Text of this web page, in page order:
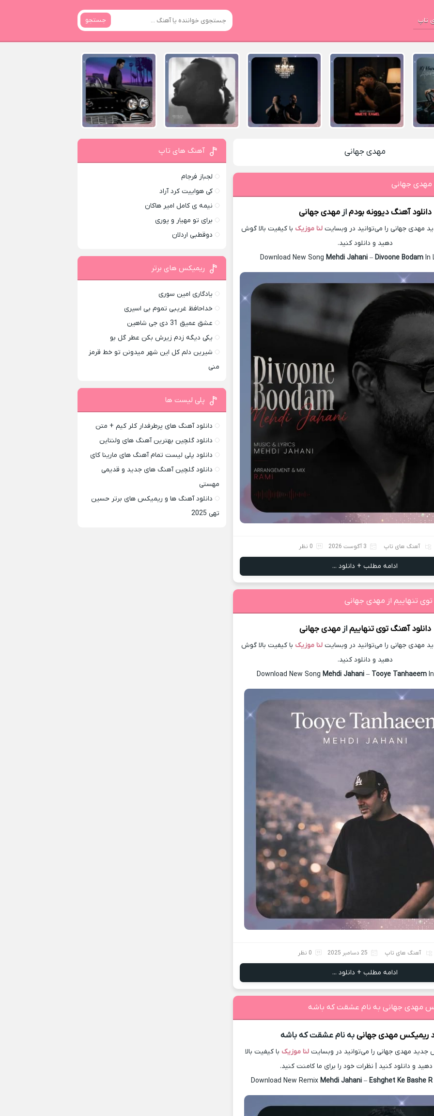
تاپ جستجو
مهدی جهانی
مهدی جهانی
دانلود آهنگدیوونه بودمازمهدی جهانی
مهدی جهانی را می‌توانید در وبسایتلنا موزیک با کیفیت بالا گوش
دهید و دانلود کنید.
Download New Song Mehdi Jahani– Divoone BodamIn
آهنگ های تاپ 3 آگوست 2026 0 نظر
ادامه مطلب + دانلود ...
توی تنهاییم از مهدی جهانی
دانلود آهنگتوی تنهاییمازمهدی جهانی
مهدی جهانی را می‌توانید در وبسایتلنا موزیک با کیفیت بالا گوش
دهید و دانلود کنید.
Download New Song Mehdi Jahani– Tooye Tanhaeem
آهنگ های تاپ 25 دسامبر 2025 0 نظر
ادامه مطلب + دانلود ...
مهدی جهانی به نام عشقت که باشه
ریمیکسمهدی جهانیبه نام عشقت که باشه
مهدی جهانی را می‌توانید در وبسایت لنا موزیک با کیفیت بالا
و دانلود کنید | نظرات خود را برای ما کامنت کنید.
Download New Remix Mehdi Jahani– Eshghet Ke Bashe R
آهنگ های تاپ
لجباز فرجام
کی هواییت کرد آراد
نیمه ی کامل امیر هاکان
برای تو مهیار و پوری
دوقطبی اردلان
ریمیکس های برتر
یادگاری امین سوری
خداحافظ غریبی تموم بی اسیری
عشق عمیق 31 دی جی شاهین
یکی دیگه زدم زیرش بکن عطر گل بو
شیرین دلم کل این شهر میدونن تو خط قرمز
منی
پلی لیست ها
دانلود آهنگ های پرطرفدار کلر کیم + متن
دانلود گلچین بهترین آهنگ های ولنتاین
دانلود پلی لیست تمام آهنگ های مارینا کای
دانلود گلچین آهنگ های جدید و قدیمی
مهستی
دانلود آهنگ ها و ریمیکس های برتر حسین
تهی 2025